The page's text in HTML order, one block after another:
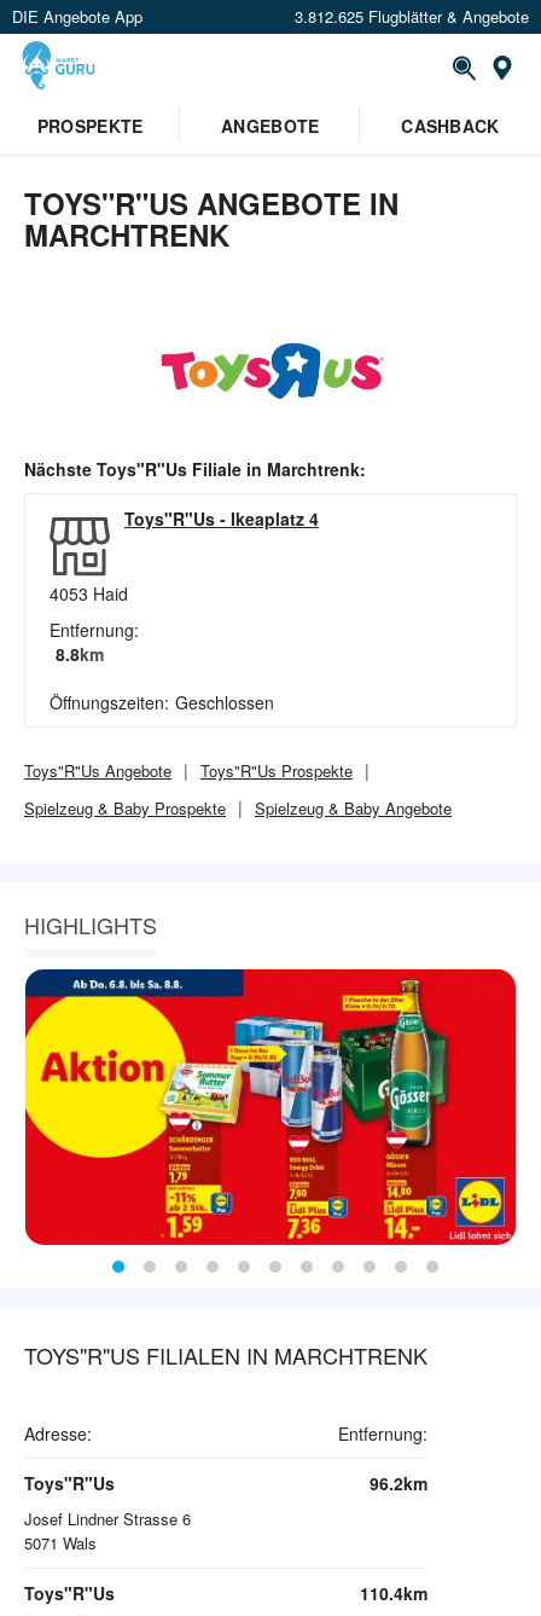
DIE Angebote App 3.812.625 Flugblätter & Angebote
PROSPEKTE
ANGEBOTE CASHBACK
TOYS"R"US ANGEBOTE IN
MARCHTRENK
Nächste Toys"R"Us Filiale in Marchtrenk:
Toys"R"Us - Ikeaplatz 4
4053 Haid
Entfernung:
8.8km
Öffnungszeiten: Geschlossen
Toys"R"Us Angebote Toys"R"Us Prospekte
Spielzeug & Baby Prospekte Spielzeug & Baby Angebote
HIGHLIGHTS
TOYS"R"US FILIALEN IN MARCHTRENK
Adresse: Entfernung:
Toys"R"Us
Josef Lindner Strasse 6
5071 Wals
96.2km
Toys"R"Us 110.4km